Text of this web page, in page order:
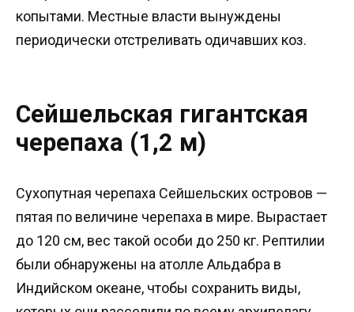
копытами. Местные власти вынуждены
периодически отстреливать одичавших коз.
Сейшельская гигантская
черепаха (1,2 м)
Сухопутная черепаха Сейшельских островов —
пятая по величине черепаха в мире. Вырастает
до 120 см, вес такой особи до 250 кг. Рептилии
были обнаружены на атолле Альдабра в
Индийском океане, чтобы сохранить виды,